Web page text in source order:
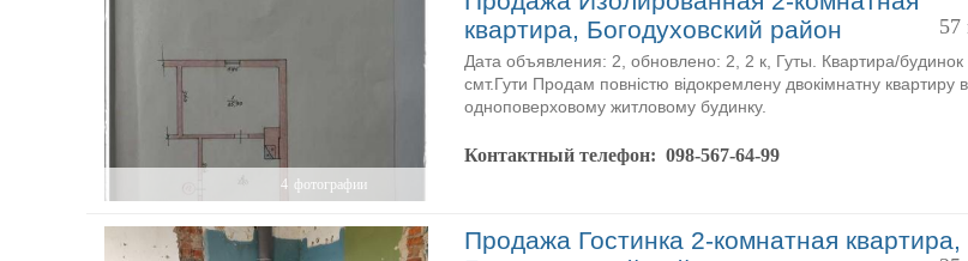
фотографии
4
квартира, Богодуховский район
57
Дата объявления: 2, обновлено: 2, 2 к, Гуты. Квартира/будинок
смт.Гути Продам повністю відокремлену двокімнатну квартиру в
одноповерховому житловому будинку.
Контактный телефон: 098-567-64-99
Продажа Гостинка 2-комнатная квартира,